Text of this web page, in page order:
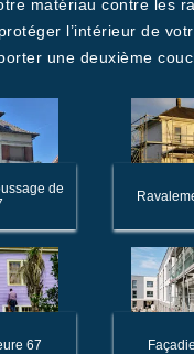
matériau contre les
l’intérieur de
une deuxième
de
67